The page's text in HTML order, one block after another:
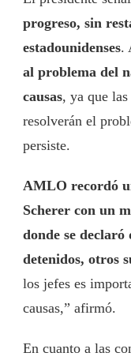
progreso, sin
estadounidenses.
al problema del
causas, ya que
resolverán el
persiste.
AMLO recordó
Scherer con un
donde se declaró
detenidos, otros
los jefes es
causas,” afirmó.
En cuanto a las